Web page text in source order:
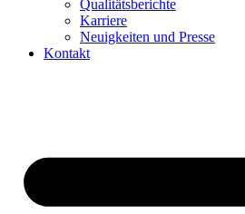
Qualitätsberichte
Karriere
Neuigkeiten und Presse​
Kontakt